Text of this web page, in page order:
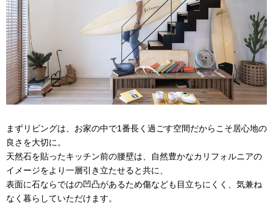
まずリビングは、お家の中で1番長く過ごす空間だからこそ居心地の
良さを大切に。
天然石を貼ったキッチン前の腰壁は、自然豊かなカリフォルニアの
イメージをより一層引き立たせると共に、
表面に石ならではの凹凸があるため傷なども目立ちにくく、気兼ね
なく暮らしていただけます。